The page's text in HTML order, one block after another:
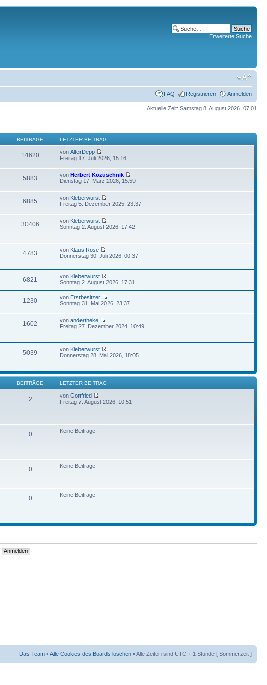
Erweiterte Suche
FAQ Registrieren Anmelden
Aktuelle Zeit: Samstag 8. August 2026, 07:01
BEITRÄGE LETZTER BEITRAG
14620 vonAlterDepp
Freitag 17. Juli 2026, 15:16
5883 vonHerbert Kozuschnik
Dienstag 17. März 2026, 15:59
6885 von Kleberwurst
Freitag 5. Dezember 2025, 23:37
30406 von Kleberwurst
Sonntag 2. August 2026, 17:42
4783 von Klaus Rose
Donnerstag 30. Juli 2026, 00:37
6821 von Kleberwurst
Sonntag 2. August 2026, 17:31
1230 von Erstbesitzer
Sonntag 31. Mai 2026, 23:37
1602 vonandertheke
Freitag 27. Dezember 2024, 10:49
5039 von Kleberwurst
Donnerstag 28. Mai 2026, 18:05
BEITRÄGE LETZTER BEITRAG
2 vonGottfried
Freitag 7. August 2026, 10:51
0 Keine Beiträge
0 Keine Beiträge
0 Keine Beiträge
Das Team • Alle Cookies des Boards löschen • Alle Zeiten sind UTC + 1 Stunde [ Sommerzeit ]